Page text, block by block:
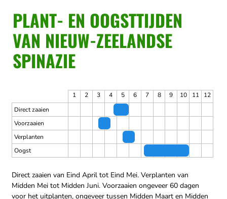
PLANT- EN OOGSTTIJDEN
VAN NIEUW-ZEELANDSE
SPINAZIE
1 2 3 4 5 6 7 8 9 10 11
12
Direct zaaien
Voorzaaien
Verplanten
Oogst
Direct zaaien van Eind April tot Eind Mei. Verplanten van
Midden Mei tot Midden Juni. Voorzaaien ongeveer 60 dagen
voor het uitplanten, ongeveer tussen Midden Maart en Midden